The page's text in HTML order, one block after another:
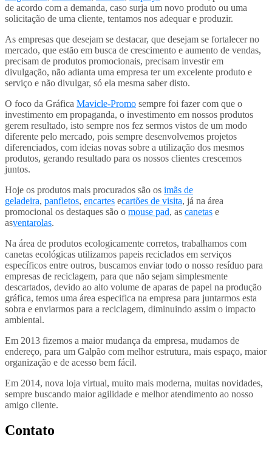
de acordo com a demanda, caso surja um novo produto ou uma
solicitação de uma cliente, tentamos nos adequar e produzir.
As empresas que desejam se destacar, que desejam se fortalecer no
mercado, que estão em busca de crescimento e aumento de vendas,
precisam de produtos promocionais, precisam investir em
divulgação, não adianta uma empresa ter um excelente produto e
serviço e não divulgar, só ela mesma saber disto.
O foco da Gráfica Mavicle-Promo sempre foi fazer com que o
investimento em propaganda, o investimento em nossos produtos
gerem resultado, isto sempre nos fez sermos vistos de um modo
diferente pelo mercado, pois sempre desenvolvemos projetos
diferenciados, com ideias novas sobre a utilização dos mesmos
produtos, gerando resultado para os nossos clientes crescemos
juntos.
Hoje os produtos mais procurados são os imãs de
geladeira, panfletos, encartes ecartões de visita, já na área
promocional os destaques são o mouse pad, as canetas e
asventarolas.
Na área de produtos ecologicamente corretos, trabalhamos com
canetas ecológicas utilizamos papeis reciclados em serviços
específicos entre outros, buscamos enviar todo o nosso resíduo para
empresas de reciclagem, para que não sejam simplesmente
descartados, devido ao alto volume de aparas de papel na produção
gráfica, temos uma área especifica na empresa para juntarmos esta
sobra e enviarmos para a reciclagem, diminuindo assim o impacto
ambiental.
Em 2013 fizemos a maior mudança da empresa, mudamos de
endereço, para um Galpão com melhor estrutura, mais espaço, maior
organização e de acesso bem fácil.
Em 2014, nova loja virtual, muito mais moderna, muitas novidades,
sempre buscando maior agilidade e melhor atendimento ao nosso
amigo cliente.
Contato